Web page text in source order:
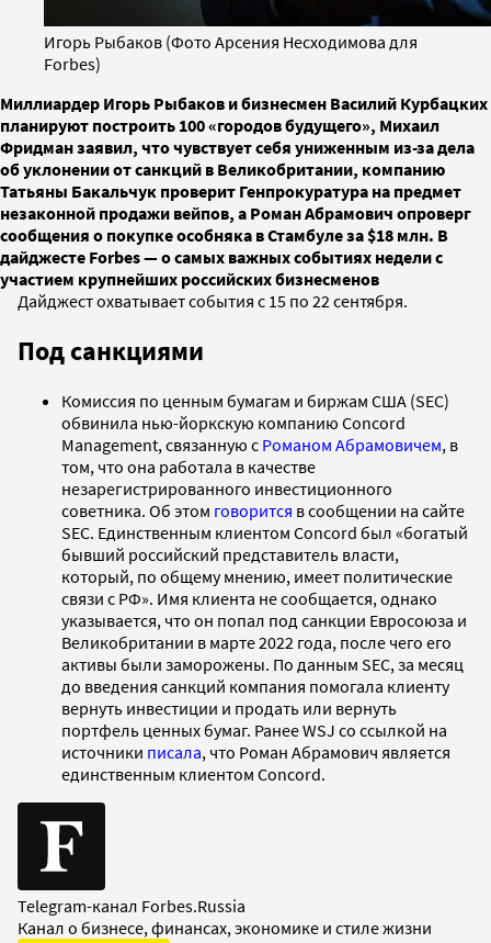
Игорь Рыбаков (Фото Арсения Несходимова для
Forbes)
Миллиардер Игорь Рыбаков и бизнесмен Василий Курбацких
планируют построить 100 «городов будущего», Михаил
Фридман заявил, что чувствует себя униженным из-за дела
об уклонении от санкций в Великобритании, компанию
Татьяны Бакальчук проверит Генпрокуратура на предмет
незаконной продажи вейпов, а Роман Абрамович опроверг
сообщения о покупке особняка в Стамбуле за $18 млн. В
дайджесте Forbes — о самых важных событиях недели с
участием крупнейших российских бизнесменов
Дайджест охватывает события с 15 по 22 сентября.
Под санкциями
Комиссия по ценным бумагам и биржам США (SEC)
обвинила нью-йоркскую компанию Concord
Management, связанную с Романом Абрамовичем, в
том, что она работала в качестве
незарегистрированного инвестиционного
советника. Об этом говорится в сообщении на сайте
SEC. Единственным клиентом Concord был «богатый
бывший российский представитель власти,
который, по общему мнению, имеет политические
связи с РФ». Имя клиента не сообщается, однако
указывается, что он попал под санкции Евросоюза и
Великобритании в марте 2022 года, после чего его
активы были заморожены. По данным SEC, за месяц
до введения санкций компания помогала клиенту
вернуть инвестиции и продать или вернуть
портфель ценных бумаг. Ранее WSJ со ссылкой на
источники писала, что Роман Абрамович является
единственным клиентом Concord.
Telegram-канал Forbes.Russia
Канал о бизнесе, финансах, экономике и стиле жизни